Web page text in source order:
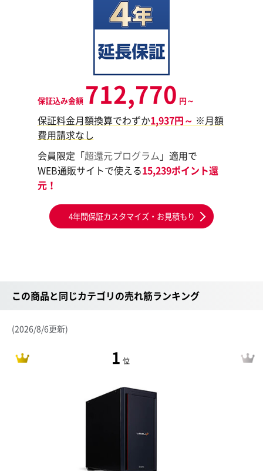
保証込み金額 712,770 円～
保証料金月額換算でわずか1,937円～ ※月額
費用請求なし
会員限定「超還元プログラム 」適用で
WEB通販サイトで使える15,239ポイント還
元！
4年間保証カスタマイズ・お見積もり
この商品と同じカテゴリの売れ筋ランキング
(2026/8/6更新)
1 位